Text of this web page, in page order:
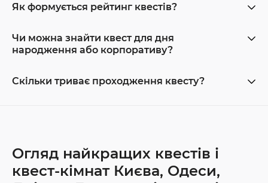
Як формується рейтинг квестів?
Чи можна знайти квест для дня
народження або корпоративу?
Скільки триває проходження квесту?
Огляд найкращих квестів і
квест-кімнат Києва, Одеси,